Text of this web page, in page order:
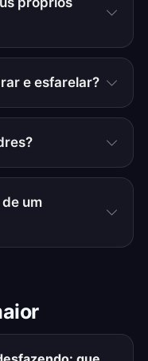
e esfarelar?
um